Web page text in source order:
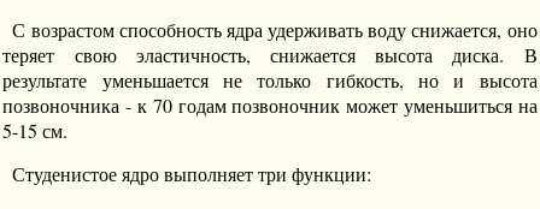
С возрастом способность ядра удерживать воду снижается, оно
теряет свою эластичность, снижается высота диска. В
результате уменьшается не только гибкость, но и высота
позвоночника - к 70 годам позвоночник может уменьшиться на
5-15 см.
Студенистое ядро выполняет три функции: